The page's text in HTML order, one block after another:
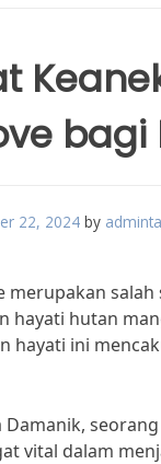
22, 2024 by
merupakan
hayati hutan
hayati ini
Damanik,
vital dalam